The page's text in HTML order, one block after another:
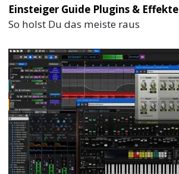
Einsteiger Guide Plugins & Effekte
So holst Du das meiste raus